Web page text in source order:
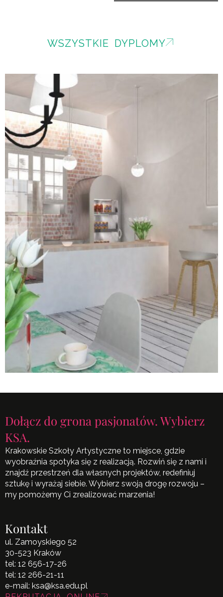
WSZYSTKIE DYPLOMY
Dołącz do grona pasjonatów. Wybierz
KSA.
Krakowskie Szkoły Artystyczne to miejsce, gdzie
wyobraźnia spotyka się z realizacją. Rozwiń się z nami i
znajdź przestrzeń dla własnych projektów, redefiniuj
sztukę i wyrażaj siebie. Wybierz swoją drogę rozwoju –
my pomożemy Ci zrealizować marzenia!
Kontakt
ul. Zamoyskiego 52
30-523 Kraków
tel: 12 656-17-26
tel: 12 266-21-11
e-mail: ksa@ksa.edu.pl